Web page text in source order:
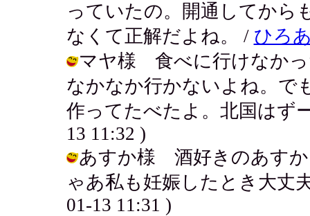
っていたの。開通してから
なくて正解だよね。 / ひろ
マヤ様 食べに行けなかっ
なかなか行かないよね。で
作ってたべたよ。北国はず
13 11:32 )
あすか様 酒好きのあす
ゃあ私も妊娠したとき大丈
01-13 11:31 )